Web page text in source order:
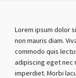
Lorem ipsum dolor
non mauris diam.
commodo quis
adipiscing eget nec
imperdiet. Morbi